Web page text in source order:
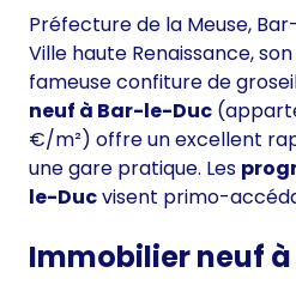
Préfecture de la Meuse,
Ville haute Renaissance,
fameuse confiture de
neuf à Bar-le-Duc
€/m²) offre un excellent
une gare pratique. Les
le-Ducvisent primo-
Immobilier neuf